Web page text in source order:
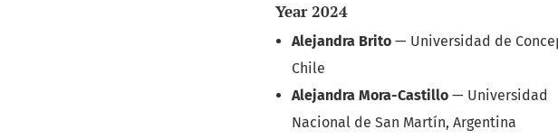
Year 2024
Alejandra Brito — Universidad de
Chile
Alejandra Mora-Castillo — Universidad
Nacional de San Martín, Argentina